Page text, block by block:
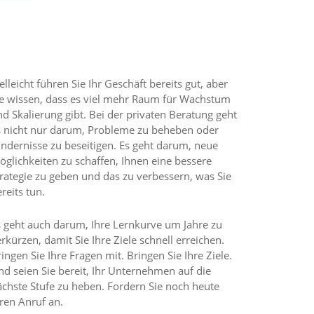
führen Sie Ihr Geschäft bereits gut, aber
wissen, dass es viel mehr Raum für Wachstum
Skalierung gibt. Bei der privaten Beratung geht
nicht nur darum, Probleme zu beheben oder
zu beseitigen. Es geht darum, neue
zu schaffen, Ihnen eine bessere
zu geben und das zu verbessern, was Sie
tun.
geht auch darum, Ihre Lernkurve um Jahre zu
damit Sie Ihre Ziele schnell erreichen.
Sie Ihre Fragen mit. Bringen Sie Ihre Ziele.
seien Sie bereit, Ihr Unternehmen auf die
Stufe zu heben. Fordern Sie noch heute
Anruf an.